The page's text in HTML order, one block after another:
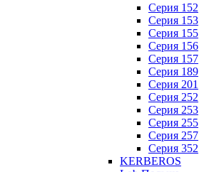
Серия 152
Серия 153
Серия 155
Серия 156
Серия 157
Серия 189
Серия 201
Серия 252
Серия 253
Серия 255
Серия 257
Серия 352
KERBEROS